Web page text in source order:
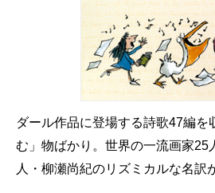
ダール作品に登場する詩歌47編を
む」物ばかり。世界の一流画家25
人・柳瀬尚紀のリズミカルな名訳